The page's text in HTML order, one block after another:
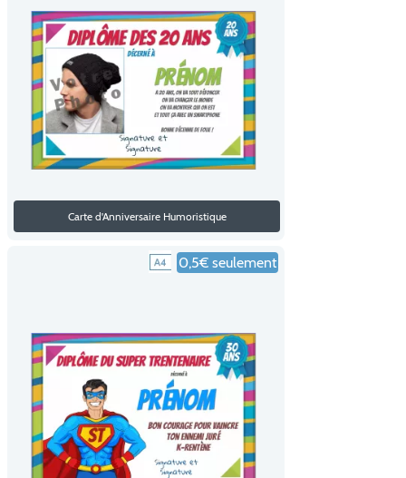
Carte d'Anniversaire Humoristique
0,5€ seulement